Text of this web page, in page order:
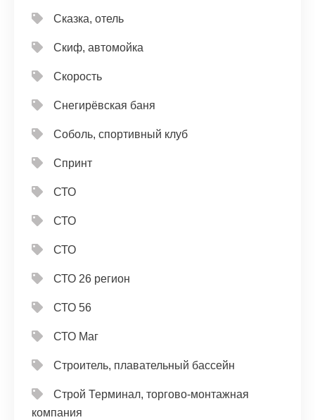
Сказка, отель
Скиф, автомойка
Скорость
Снегирёвская баня
Соболь, спортивный клуб
Спринт
СТО
СТО
СТО
СТО 26 регион
СТО 56
СТО Маг
Строитель, плавательный бассейн
Строй Терминал, торгово-монтажная
компания